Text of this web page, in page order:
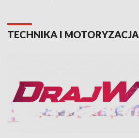
TECHNIKA I MOTORYZACJA